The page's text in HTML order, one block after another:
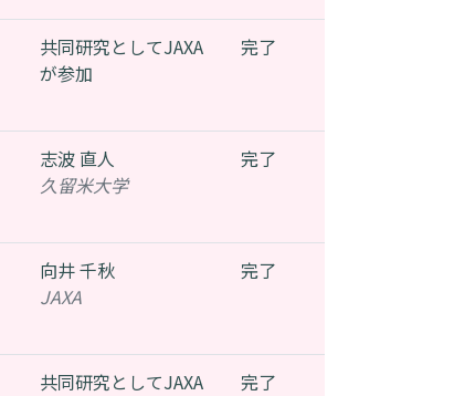
共同研究としてJAXA
が参加
完了
志波 直人
久留米大学
完了
向井 千秋
JAXA
完了
共同研究としてJAXA
完了